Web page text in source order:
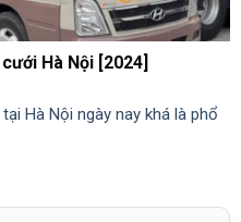
Hà Nội [2024]
Hà Nội ngày nay khá là phổ